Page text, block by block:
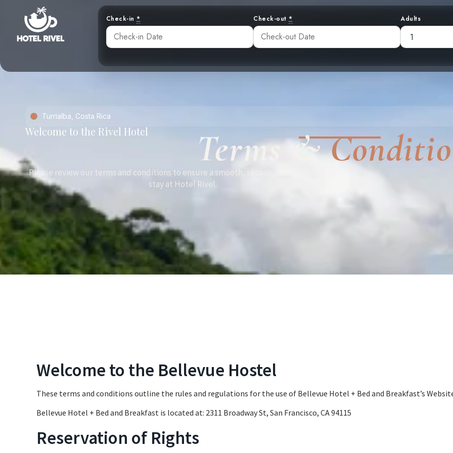
Check-in* Check-out * Adults
Turrialba, Costa Rica
Welcome to the Rivel Hotel Terms &
Please review our terms and conditions to ensure a smooth, secure, and comfortable
stay at Hotel Rivel.
Welcome to the Bellevue Hostel
These terms and conditions outline the rules and regulations for the use of Bellevue Hotel + Bed and Breakfast’s
Bellevue Hotel + Bed and Breakfast is located at: 2311 Broadway St, San Francisco, CA 94115
Reservation of Rights